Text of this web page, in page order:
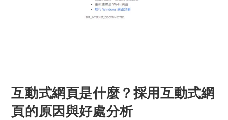
互動式網頁是什麼？採用互動式網
頁的原因與好處分析